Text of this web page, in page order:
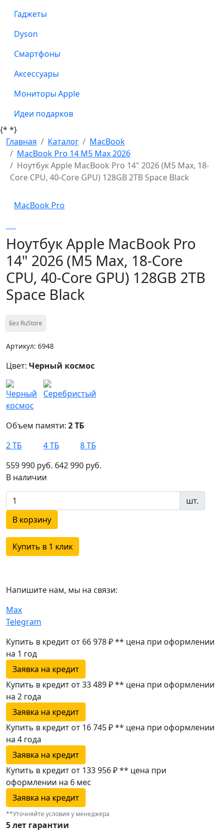
Гаджеты
Dyson
Смартфоны
Аксессуары
Мониторы Apple
Идеи подарков
{* *}
Главная
Каталог
MacBook
MacBook Pro 14 M5 Max 2026
Ноутбук Apple MacBook Pro 14" 2026 (M5 Max, 18-
Core CPU, 40-Core GPU) 128GB 2TB Space Black
MacBook Pro
Ноутбук Apple MacBook Pro
14" 2026 (M5 Max, 18-Core
CPU, 40-Core GPU) 128GB 2TB
Space Black
Без RuStore
Артикул: 6948
Цвет: Черный космос
Объем памяти: 2 ТБ
2 ТБ
4 ТБ
8 ТБ
559 990 руб. 642 990 руб.
В наличии
шт.
В корзину
Купить в 1 клик
Напишите нам, мы на связи:
Max
Telegram
Купить в кредит от 66 978 ₽** цена при оформлении
на 1 год
Заявка на кредит
Купить в кредит от 33 489 ₽** цена при оформлении
на 2 года
Заявка на кредит
Купить в кредит от 16 745 ₽** цена при оформлении
на 4 года
Заявка на кредит
Купить в кредит от 133 956 ₽** цена при
оформлении на 6 мес
Заявка на кредит
**Уточняйте условия у менеджера
5 лет гарантии